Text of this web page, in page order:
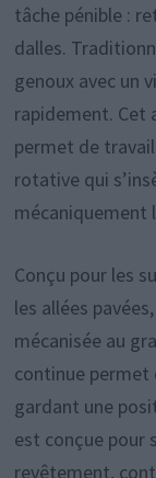
tâche pénible :
dalles.
genoux avec un
rapidement. Cet
permet de
rotative qui
mécaniquement
Conçu pour les
les allées
mécanisée au
continue
gardant une
est conçue pour
revêtement,